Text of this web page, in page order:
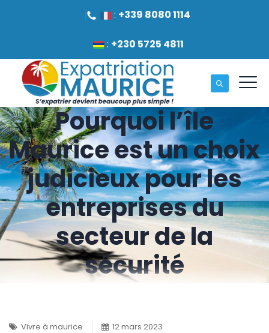
: +339 8080 1114
: +230 5725 4811
Pourquoi l’île
Maurice est un choix
judicieux pour les
entreprises du
secteur de la
sécurité
Vivre à maurice 12 mars 2023